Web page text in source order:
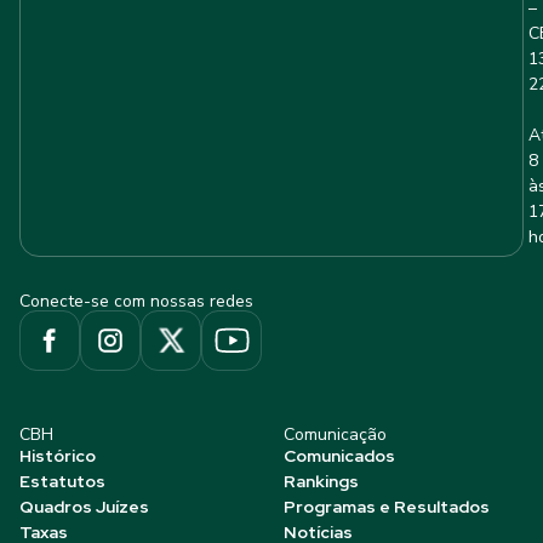
–
8
Conecte-se com nossas redes
CBH
Histórico
Estatutos
Quadros Juízes
Taxas
Comunicação
Comunicados
Rankings
Programas e Resultados
Notícias